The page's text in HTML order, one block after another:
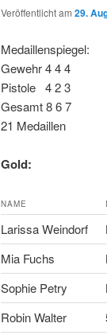
Veröffentlicht am 29.
Medaillenspiegel:
Gewehr 4 4 4
Pistole 4 2 3
Gesamt 8 6 7
21 Medaillen
Gold:
NAME
Larissa Weindorf
Mia Fuchs
Sophie Petry
Robin Walter